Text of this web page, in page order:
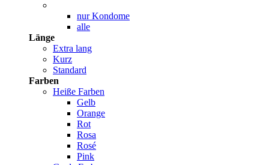
nur Kondome
alle
Länge
Extra lang
Kurz
Standard
Farben
Heiße Farben
Gelb
Orange
Rot
Rosa
Rosé
Pink